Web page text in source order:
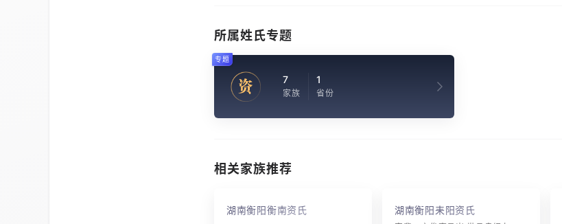
所属姓氏专题
资 7
家族
1
省份
专题
相关家族推荐
湖南衡阳衡南资氏 湖南衡阳耒阳资氏